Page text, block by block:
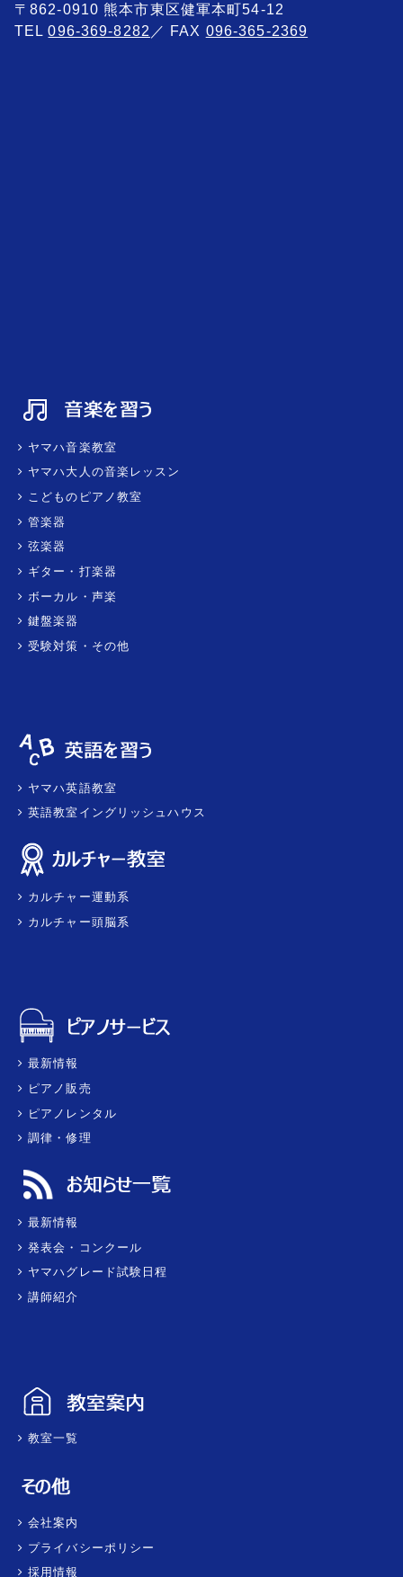
〒862-0910 熊本市東区健軍本町54-12
TEL096-369-8282 ／ FAX 096-365-2369
ヤマハ音楽教室
ヤマハ大人の音楽レッスン
こどものピアノ教室
管楽器
弦楽器
ギター・打楽器
ボーカル・声楽
鍵盤楽器
受験対策・その他
ヤマハ英語教室
英語教室イングリッシュハウス
カルチャー運動系
カルチャー頭脳系
最新情報
ピアノ販売
ピアノレンタル
調律・修理
最新情報
発表会・コンクール
ヤマハグレード試験日程
講師紹介
教室一覧
会社案内
プライバシーポリシー
採用情報